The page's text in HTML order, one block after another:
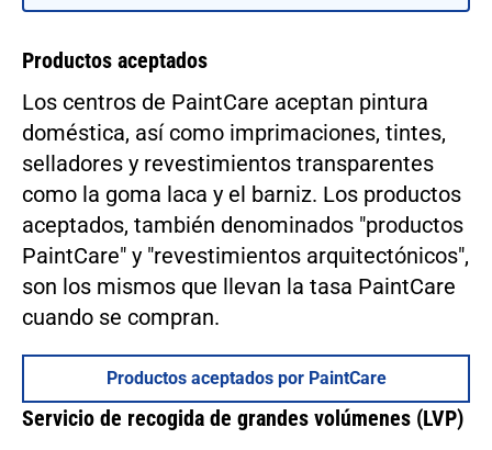
Productos aceptados
Los centros de PaintCare aceptan pintura
doméstica, así como imprimaciones, tintes,
selladores y revestimientos transparentes
como la goma laca y el barniz. Los productos
aceptados, también denominados "productos
PaintCare" y "revestimientos arquitectónicos",
son los mismos que llevan la tasa PaintCare
cuando se compran.
Productos aceptados por PaintCare
Servicio de recogida de grandes volúmenes (LVP)